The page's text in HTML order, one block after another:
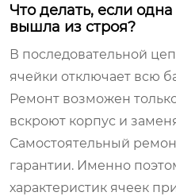
Что делать, если
вышла из строя?
В последовательной
ячейки отключает всю
Ремонт возможен
вскроют корпус и
Самостоятельный
гарантии. Именно
характеристик ячеек